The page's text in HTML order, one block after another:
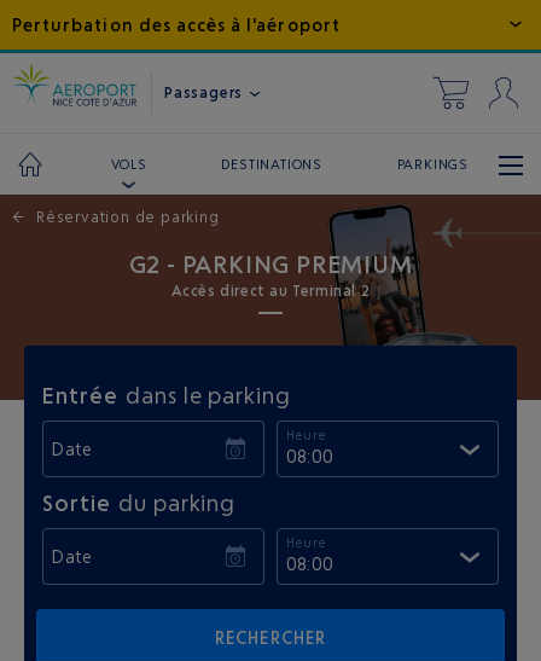
Perturbation des accès à l'aéroport
Passagers
VOLS DESTINATIONS PARKINGS
← Réservation de parking
G2 - PARKING PREMIUM
Accès direct au Terminal 2
Entrée dans le parking
Date
Heure
08:00
Sortie du parking
Date
Heure
08:00